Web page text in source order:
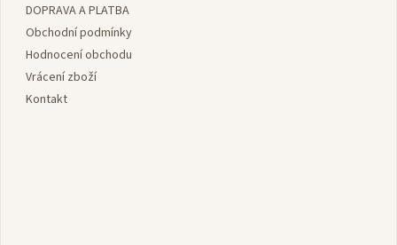
DOPRAVA A PLATBA
Obchodní podmínky
Hodnocení obchodu
Vrácení zboží
Kontakt